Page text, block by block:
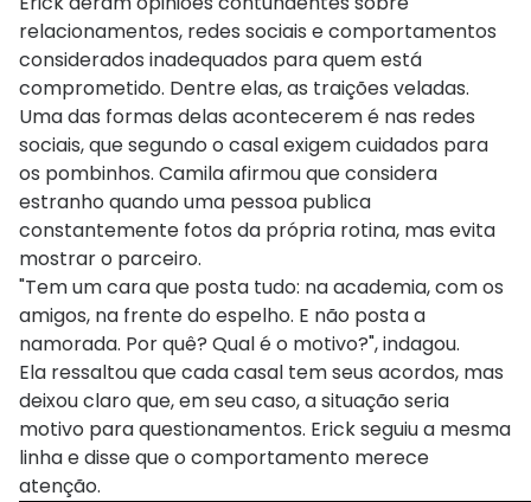
relacionamentos, redes sociais e comportamentos
considerados inadequados para quem está
comprometido. Dentre elas, as traições veladas.
Uma das formas delas acontecerem é nas redes
sociais, que segundo o casal exigem cuidados para
os pombinhos. Camila afirmou que considera
estranho quando uma pessoa publica
constantemente fotos da própria rotina, mas evita
mostrar o parceiro.
"Tem um cara que posta tudo: na academia, com os
amigos, na frente do espelho. E não posta a
namorada. Por quê? Qual é o motivo?", indagou.
Ela ressaltou que cada casal tem seus acordos, mas
deixou claro que, em seu caso, a situação seria
motivo para questionamentos. Erick seguiu a mesma
linha e disse que o comportamento merece
atenção.